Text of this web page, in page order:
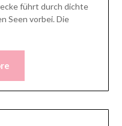
führt durch dichte
Seen vorbei. Die